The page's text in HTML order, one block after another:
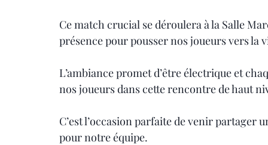
Ce match crucial se déroulera à la Salle
présence pour pousser nos joueurs vers la
L’ambiance promet d’être électrique et
nos joueurs dans cette rencontre de haut
C’est l’occasion parfaite de venir
pour notre équipe.